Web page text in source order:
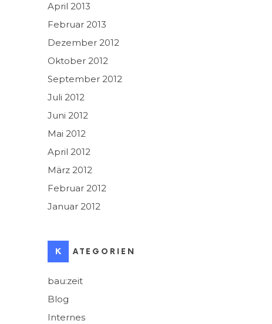
April 2013
Februar 2013
Dezember 2012
Oktober 2012
September 2012
Juli 2012
Juni 2012
Mai 2012
April 2012
März 2012
Februar 2012
Januar 2012
KATEGORIEN
bau:zeit
Blog
Internes